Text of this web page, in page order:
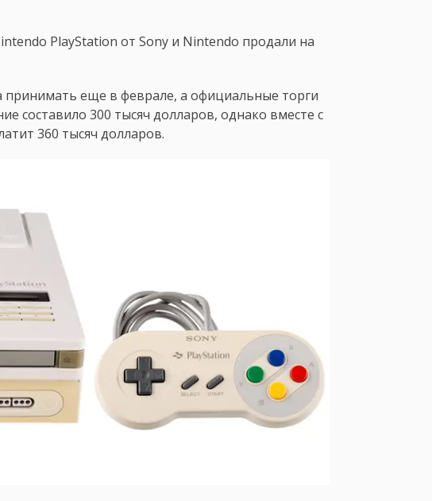
PlayStation от Sony и Nintendo продали на
принимать еще в феврале, а официальные торги
составило 300 тысяч долларов, однако вместе с
360 тысяч долларов.